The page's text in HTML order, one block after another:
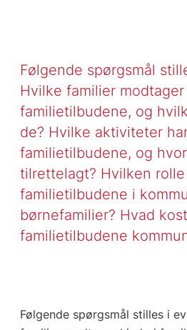
Følgende spørgsmål
Hvilke familier
familietilbudene, og
de? Hvilke aktiviteter
familietilbudene, og
tilrettelagt? Hvilken
familietilbudene i
børnefamilier? Hvad
familietilbudene
Følgende spørgsmål stilles i